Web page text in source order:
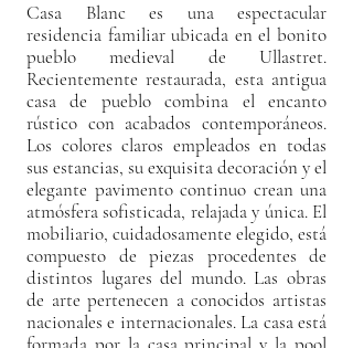
Casa Blanc es una espectacular
residencia familiar ubicada en el bonito
pueblo medieval de Ullastret.
Recientemente restaurada, esta antigua
casa de pueblo combina el encanto
rústico con acabados contemporáneos.
Los colores claros empleados en todas
sus estancias, su exquisita decoración y el
elegante pavimento continuo crean una
atmósfera sofisticada, relajada y única. El
mobiliario, cuidadosamente elegido, está
compuesto de piezas procedentes de
distintos lugares del mundo. Las obras
de arte pertenecen a conocidos artistas
nacionales e internacionales. La casa está